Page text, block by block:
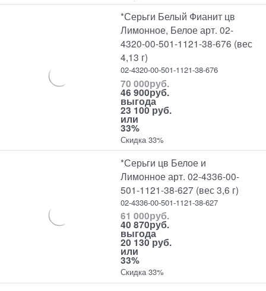
*Серьги Белый Фианит цв
Лимонное, Белое арт. 02-
4320-00-501-1121-38-676 (вес
4,13 г)
02-4320-00-501-1121-38-676
70 000руб.
46 900руб.
выгода
23 100 руб.
или
33%
Скидка 33%
*Серьги цв Белое и
Лимонное арт. 02-4336-00-
501-1121-38-627 (вес 3,6 г)
02-4336-00-501-1121-38-627
61 000руб.
40 870руб.
выгода
20 130 руб.
или
33%
Скидка 33%